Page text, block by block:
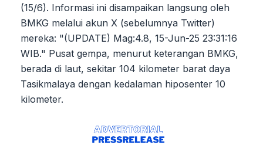
(15/6). Informasi ini disampaikan langsung oleh
BMKG melalui akun X (sebelumnya Twitter)
mereka: "(UPDATE) Mag:4.8, 15-Jun-25 23:31:16
WIB." Pusat gempa, menurut keterangan BMKG,
berada di laut, sekitar 104 kilometer barat daya
Tasikmalaya dengan kedalaman hiposenter 10
kilometer.